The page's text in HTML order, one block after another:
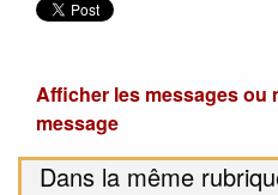
Afficher les messages ou
message
Dans la même